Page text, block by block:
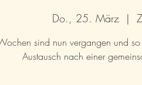
Do., 25. März
  |
sind nun vergangen und
Austausch nach einer